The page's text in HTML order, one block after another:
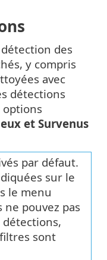
des
y compris
avec
détections
options
et Survenus
par défaut.
sur le
le menu
ne pouvez pas
détections,
sont